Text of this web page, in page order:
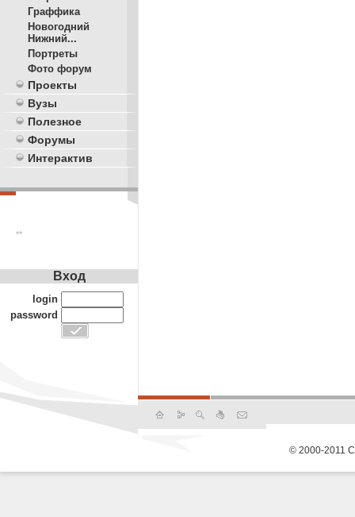
Граффика
Новогодний
Нижний...
Портреты
Фото форум
Проекты
Вузы
Полезное
Форумы
Интерактив
**
Вход
login
password
© 2000-2011